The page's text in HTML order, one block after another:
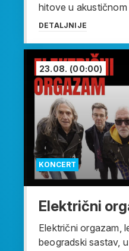
hitove u
DETALJNIJE
KONCERT
23.08. (00:00)
Električni
Električni orgazam,
beogradski sastav,